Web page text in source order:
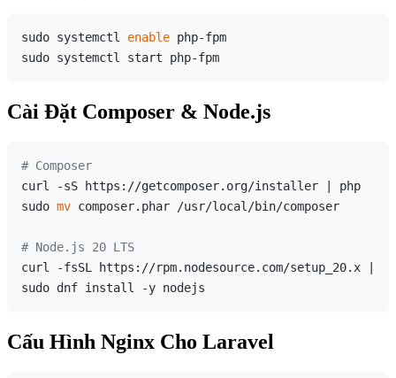
sudo systemctl enable php-fpm
Cài Đặt Composer & Node.js
# Composer
curl -sS https://getcomposer.org/installer | php
sudo mv composer.phar /usr/local/bin/composer
# Node.js 20 LTS
curl -fsSL https://rpm.nodesource.com/setup_20.x |
Cấu Hình Nginx Cho Laravel